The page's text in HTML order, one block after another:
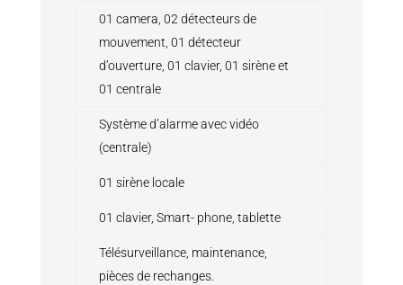
01 camera, 02 détecteurs de
mouvement, 01 détecteur
d’ouverture, 01 clavier, 01 sirène et
01 centrale
Système d’alarme avec vidéo
(centrale)
01 sirène locale
01 clavier, Smart- phone, tablette
Télésurveillance, maintenance,
pièces de rechanges.